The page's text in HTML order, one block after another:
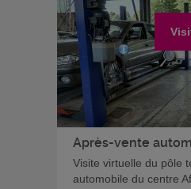
Après-vente
Visite virtuelle du pôle
automobile du centre